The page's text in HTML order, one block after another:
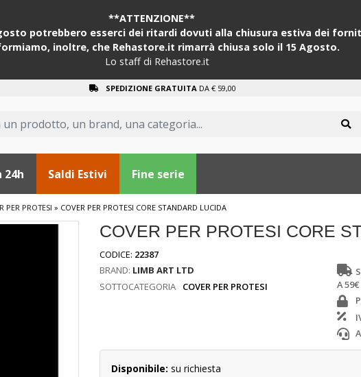
**ATTENZIONE**
potrebbero esserci dei ritardi dovuti alla chiusura estiva dei
inoltre, che Rehastore.it rimarrà chiusa solo il 15 Agosto.
Lo staff di Rehastore.it
SPEDIZIONE GRATUITA DA € 59,00
24h Saldi Estivi Fine serie
PER PROTESI » COVER PER PROTESI CORE STANDARD LUCIDA
COVER PER PROTESI CORE
CODICE: 22387
BRAND: LIMB ART LTD
SOTTOCATEGORIA
COVER PER PROTESI
A 59€
Disponibile: su richiesta